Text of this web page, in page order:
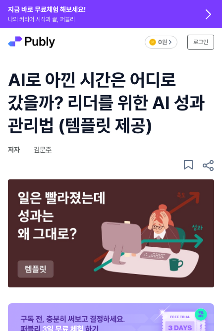
지금 바로 무료체험 해보세요!
나의 커리어 시작과 끝, 퍼블리
0원 로그인
AI로 아낀 시간은 어디로
갔을까? 리더를 위한 AI 성과
관리법 (템플릿 제공)
저자 김문주